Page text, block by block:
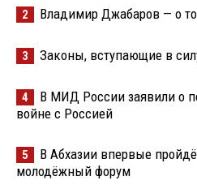
2 Владимир Джабаров — о
3 Законы, вступающие в
4
В МИД России заявили о
войне с Россией
5
В Абхазии впервые
молодёжный форум